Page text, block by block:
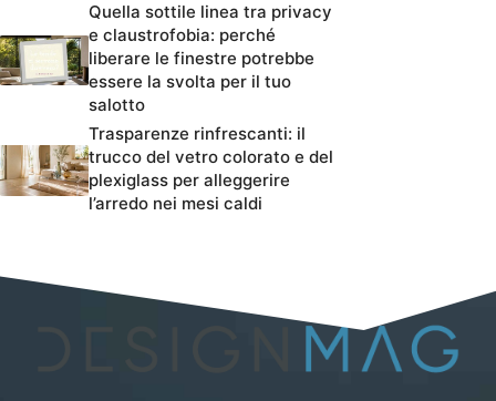
Quella sottile linea tra privacy
e claustrofobia: perché
liberare le finestre potrebbe
essere la svolta per il tuo
salotto
Trasparenze rinfrescanti: il
trucco del vetro colorato e del
plexiglass per alleggerire
l’arredo nei mesi caldi